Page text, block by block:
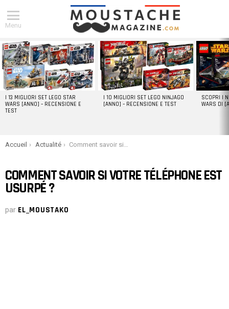
Menu
DERNIERS
ARTICLES
I 13 MIGLIORI SET LEGO STAR
WARS [ANNO] – RECENSIONE E
TEST
I 10 MIGLIORI SET LEGO NINJAGO
[ANNO] – RECENSIONE E TEST
SCOPRI I
WARS DI
You are here:
Accueil Actualité Comment savoir si votre téléphone est usurpé ?
COMMENT SAVOIR SI VOTRE TÉLÉPHONE EST
USURPÉ ?
par EL_MOUSTAKO